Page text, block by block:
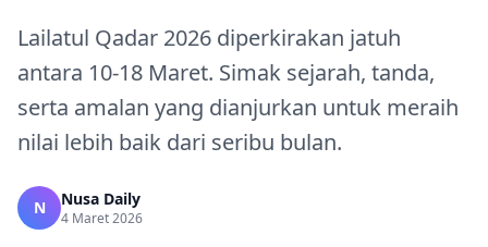
Lailatul Qadar 2026 diperkirakan jatuh
antara 10-18 Maret. Simak sejarah, tanda,
serta amalan yang dianjurkan untuk meraih
nilai lebih baik dari seribu bulan.
N Nusa Daily
4 Maret 2026